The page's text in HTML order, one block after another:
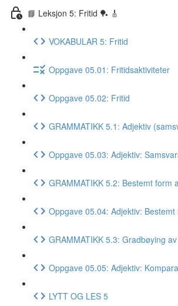
📘 Leksjon 5: Fritid 🏓 🎸
VOKABULAR 5: Fritid
Oppgave 05.01: Fritidsaktiviteter
Oppgave 05.02: Fritid
GRAMMATIKK 5.1: Adjektiv
Oppgave 05.03: Adjektiv:
GRAMMATIKK 5.2: Bestemt form
Oppgave 05.04: Adjektiv: Bestemt
GRAMMATIKK 5.3: Gradbøying
Oppgave 05.05: Adjektiv:
LYTT OG LES 5